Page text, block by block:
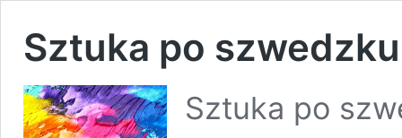
Sztuka po szwedzku
Sztuka po